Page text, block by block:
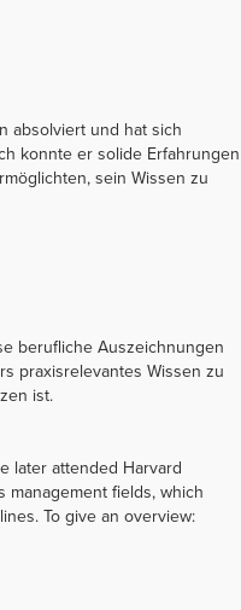
absolviert und hat sich
konnte er solide Erfahrungen
sein Wissen zu
berufliche Auszeichnungen
praxisrelevantes Wissen zu
ist.
later attended Harvard
management fields, which
To give an overview: